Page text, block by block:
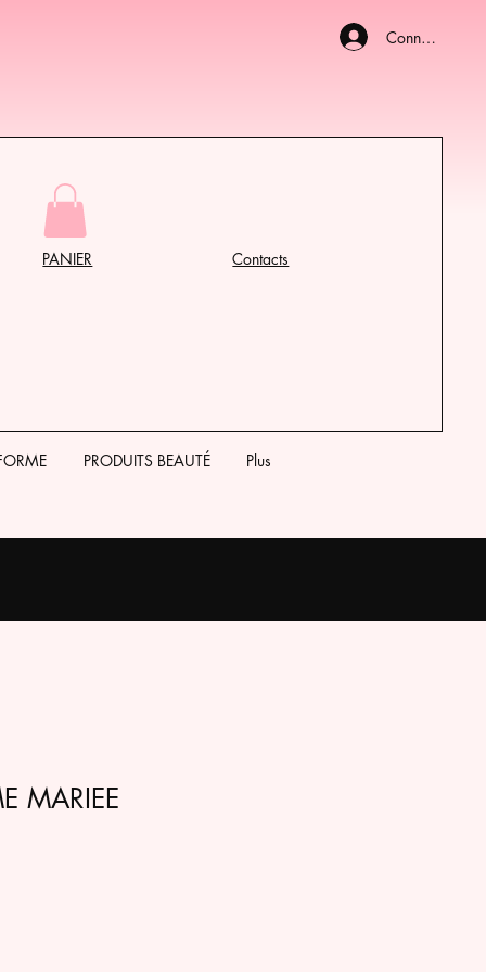
Connexion
PANIER Contacts
PRODUITS BEAUTÉ Plus
MARIEE